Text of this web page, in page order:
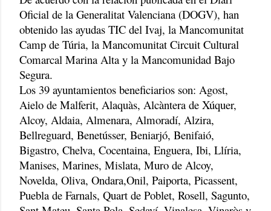
Oficial de la Generalitat Valenciana (DOGV), han
obtenido las ayudas TIC del Ivaj, la Mancomunitat
Camp de Túria, la Mancomunitat Circuit Cultural
Comarcal Marina Alta y la Mancomunidad Bajo
Segura.
Los 39 ayuntamientos beneficiarios son: Agost,
Aielo de Malferit, Alaquàs, Alcàntera de Xúquer,
Alcoy, Aldaia, Almenara, Almoradí, Alzira,
Bellreguard, Benetússer, Beniarjó, Benifaió,
Bigastro, Chelva, Cocentaina, Enguera, Ibi, Llíria,
Manises, Marines, Mislata, Muro de Alcoy,
Novelda, Oliva, Ondara,Onil, Paiporta, Picassent,
Puebla de Farnals, Quart de Poblet, Rosell, Sagunto,